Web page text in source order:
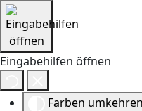
Eingabehilfen öffnen
Farben umkehren